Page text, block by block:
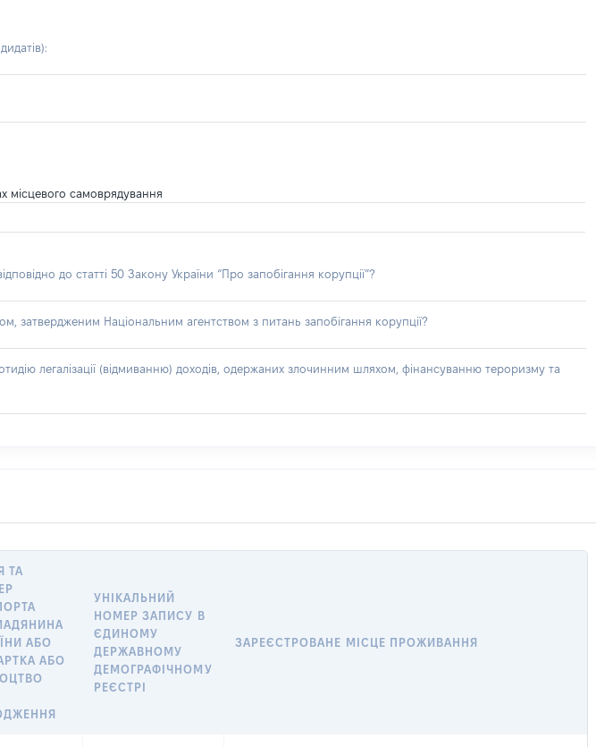
:
місцевого самоврядування
до статті 50 Закону України “Про запобігання корупції”?
затвердженим Національним агентством з питань запобігання корупції?
легалізації (відмиванню) доходів, одержаних злочинним шляхом, фінансуванню тероризму та
ТА
АБО
АБО
УНІКАЛЬНИЙ
НОМЕР ЗАПИСУ В
ЄДИНОМУ
ДЕРЖАВНОМУ
ДЕМОГРАФІЧНОМУ
РЕЄСТРІ
ЗАРЕЄСТРОВАНЕ МІСЦЕ ПРОЖИВАННЯ